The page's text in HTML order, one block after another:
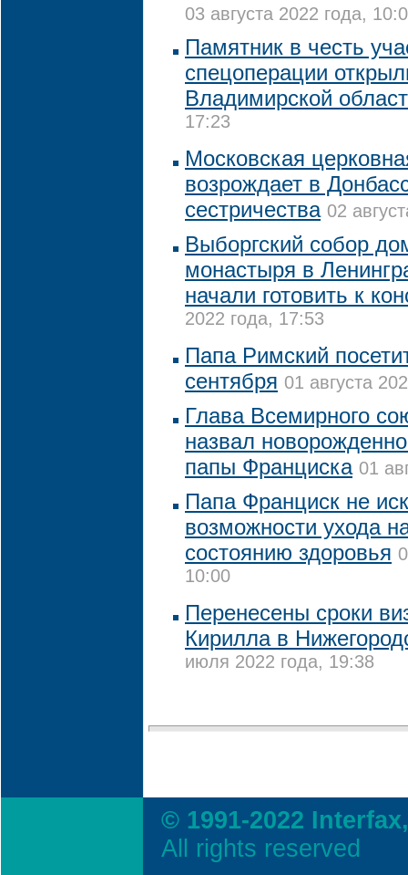
03 августа 2022 года,
Памятник в честь
спецоперации
Владимирской
17:23
Московская
возрождает в
сестричества 02
Выборгский собор
монастыря в
начали готовить к
2022 года, 17:53
Папа Римский
сентября 01 августа
Глава Всемирного
назвал
папы Франциска 01
Папа Франциск не
возможности ухода
состоянию здоровья
10:00
Перенесены сроки
Кирилла в
июля 2022 года, 19:38
© 1991-2022
All rights reserved